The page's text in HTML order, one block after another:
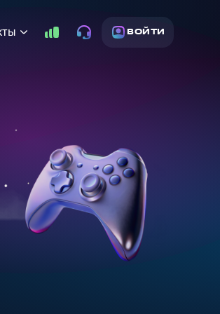
ВОЙТИ